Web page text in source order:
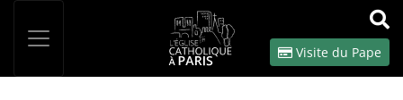
OK
Visite du Pape
Panneau de gestion des cookies